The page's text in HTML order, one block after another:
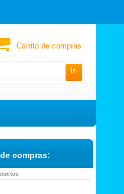
Ir
Carrito de compras
compras: